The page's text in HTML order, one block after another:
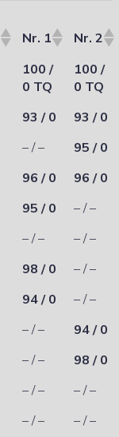
Nr. 1
Nr. 2
100 /
0 TQ
100 /
0 TQ
93 / 0
93 / 0
– / –
95 / 0
96 / 0
96 / 0
95 / 0
– / –
– / –
– / –
98 / 0
– / –
94 / 0
– / –
– / –
94 / 0
– / –
98 / 0
– / –
– / –
– / –
– / –